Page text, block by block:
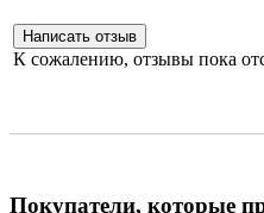
К сожалению, отзывы пока
Покупатели, которые